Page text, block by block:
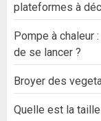
plateformes à
Pompe à chaleur
de se lancer ?
Broyer des
Quelle est la